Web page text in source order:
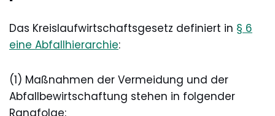
Das Kreislaufwirtschaftsgesetz definiert in § 6
eine Abfallhierarchie:
(1) Maßnahmen der Vermeidung und der
Abfallbewirtschaftung stehen in folgender
Rangfolge: